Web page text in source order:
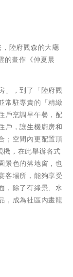
陸府觀森的大廳
的畫作《仲夏晨
」，到了「陸府觀
常駐專責的「精緻
戶烹調早午餐，配
戶，讓生機廚房和
；空間內更配置頂
，在此舉辦各式
景色的落地窗，也
客場所，能夠享受
，除了有綠景、水
，成為社區內畫龍